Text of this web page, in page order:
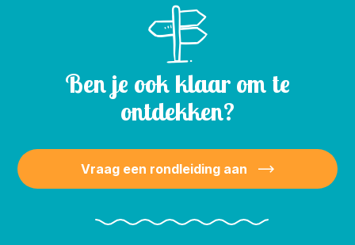
Ben je ook klaar om te
ontdekken?
Vraag een rondleiding aan